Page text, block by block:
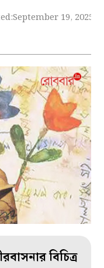
September 19, 2025
বিচিত্র